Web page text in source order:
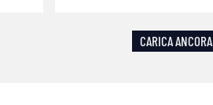
CARICA ANCORA